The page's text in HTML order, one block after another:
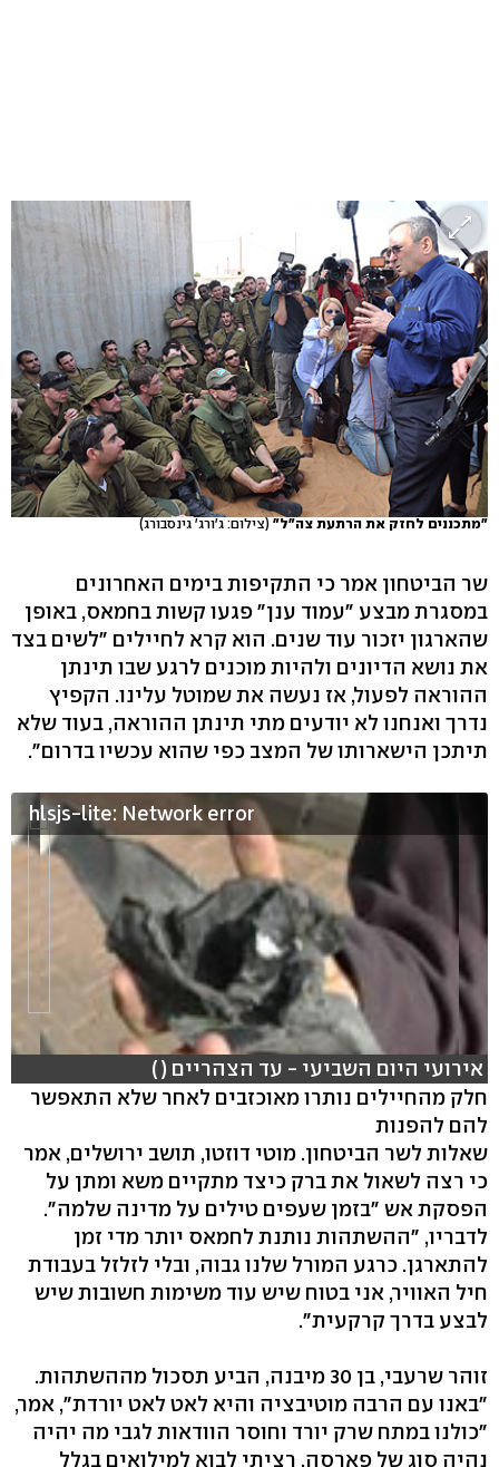
"מתכננים לחזק את הרתעת צה"ל" (צילום: ג'ורג' גינסבורג)
שר הביטחון אמר כי התקיפות בימים האחרונים
במסגרת מבצע "עמוד ענן" פגעו קשות בחמאס, באופן
שהארגון יזכור עוד שנים. הוא קרא לחיילים "לשים בצד
את נושא הדיונים ולהיות מוכנים לרגע שבו תינתן
ההוראה לפעול, אז נעשה את שמוטל עלינו. הקפיץ
נדרך ואנחנו לא יודעים מתי תינתן ההוראה, בעוד שלא
תיתכן הישארותו של המצב כפי שהוא עכשיו בדרום".
hlsjs-lite: Network error
אירועי היום השביעי - עד הצהריים ( )
חלק מהחיילים נותרו מאוכזבים לאחר שלא התאפשר
להם להפנות
שאלות לשר הביטחון. מוטי דוזטו, תושב ירושלים, אמר
כי רצה לשאול את ברק כיצד מתקיים משא ומתן על
הפסקת אש "בזמן שעפים טילים על מדינה שלמה".
לדבריו, "ההשתהות נותנת לחמאס יותר מדי זמן
להתארגן. כרגע המורל שלנו גבוה, ובלי לזלזל בעבודת
חיל האוויר, אני בטוח שיש עוד משימות חשובות שיש
לבצע בדרך קרקעית".
זוהר שרעבי, בן 30 מיבנה, הביע תסכול מההשתהות.
"באנו עם הרבה מוטיבציה והיא לאט לאט יורדת", אמר,
"כולנו במתח שרק יורד וחוסר הוודאות לגבי מה יהיה
נהיה סוג של פארסה. רציתי לבוא למילואים בגלל